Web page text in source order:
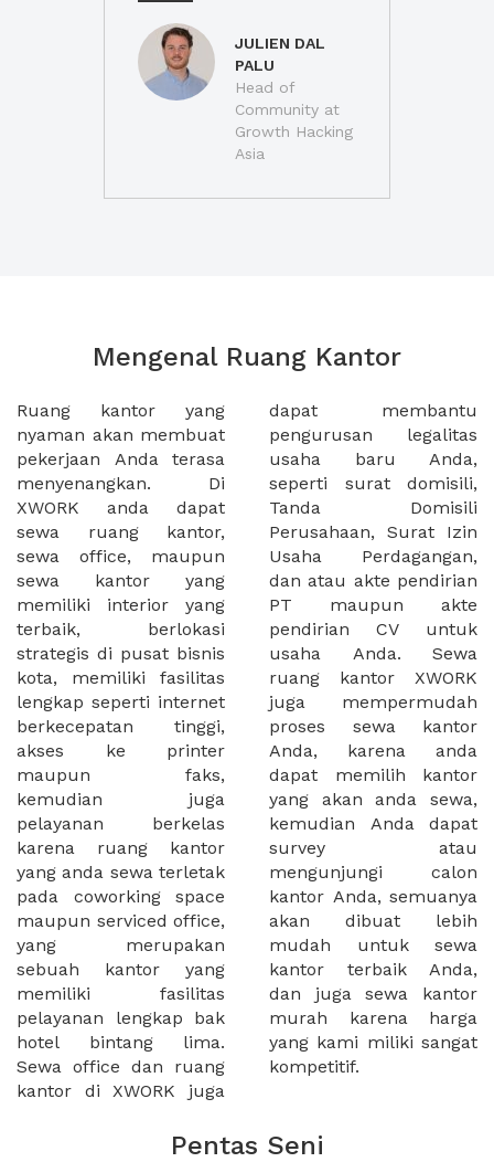
JULIEN DAL
PALU
Head of
Community at
Growth Hacking
Asia
Mengenal Ruang Kantor
Ruang kantor yang
nyaman akan membuat
pekerjaan Anda terasa
menyenangkan. Di
XWORK anda dapat
sewa ruang kantor,
sewa office, maupun
sewa kantor yang
memiliki interior yang
terbaik, berlokasi
strategis di pusat bisnis
kota, memiliki fasilitas
lengkap seperti internet
berkecepatan tinggi,
akses ke printer
maupun faks,
kemudian juga
pelayanan berkelas
karena ruang kantor
yang anda sewa terletak
pada coworking space
maupun serviced office,
yang merupakan
sebuah kantor yang
memiliki fasilitas
pelayanan lengkap bak
hotel bintang lima.
Sewa office dan ruang
kantor di XWORK juga
dapat membantu
pengurusan legalitas
usaha baru Anda,
seperti surat domisili,
Tanda Domisili
Perusahaan, Surat Izin
Usaha Perdagangan,
dan atau akte pendirian
PT maupun akte
pendirian CV untuk
usaha Anda. Sewa
ruang kantor XWORK
juga mempermudah
proses sewa kantor
Anda, karena anda
dapat memilih kantor
yang akan anda sewa,
kemudian Anda dapat
survey atau
mengunjungi calon
kantor Anda, semuanya
akan dibuat lebih
mudah untuk sewa
kantor terbaik Anda,
dan juga sewa kantor
murah karena harga
yang kami miliki sangat
kompetitif.
Pentas Seni